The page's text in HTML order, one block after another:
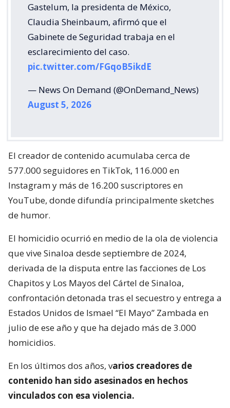
Gastelum, la presidenta de México,
Claudia Sheinbaum, afirmó que el
Gabinete de Seguridad trabaja en el
esclarecimiento del caso.
pic.twitter.com/FGqoB5ikdE
— News On Demand (@OnDemand_News)
August 5, 2026
El creador de contenido acumulaba cerca de
577.000 seguidores en TikTok, 116.000 en
Instagram y más de 16.200 suscriptores en
YouTube, donde difundía principalmente sketches
de humor.
El homicidio ocurrió en medio de la ola de violencia
que vive Sinaloa desde septiembre de 2024,
derivada de la disputa entre las facciones de Los
Chapitos y Los Mayos del Cártel de Sinaloa,
confrontación detonada tras el secuestro y entrega a
Estados Unidos de Ismael “El Mayo” Zambada en
julio de ese año y que ha dejado más de 3.000
homicidios.
En los últimos dos años, varios creadores de
contenido han sido asesinados en hechos
vinculados con esa violencia.